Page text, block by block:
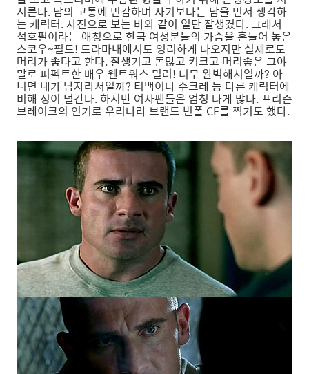
지른다. 남의 고통에 민감하며 자기보다는 남을 먼저 생각하
는 캐릭터. 사진으로 보는 바와 같이 일단 잘생겼다. 그래서
석호필이라는 애칭으로 한국 여성분들의 가슴을 흔들어 놓은
스코우~필드! 드라마내에서도 영리하게 나오지만 실제로도
머리가 좋다고 한다. 잘생기고 돈많고 키크고 머리좋은 그야
말로 퍼펙트한 배우 웬트워스 밀러! 너무 완벽해서일까? 아
니면 내가 남자라서일까? 티백이나 수크레 등 다른 캐릭터에
비해 정이 덜간다. 하지만 여자팬들은 엄청 나게 많다. 프리즌
브레이크의 인기로 우리나라 브랜드 빈폴 CF를 찍기도 했다.